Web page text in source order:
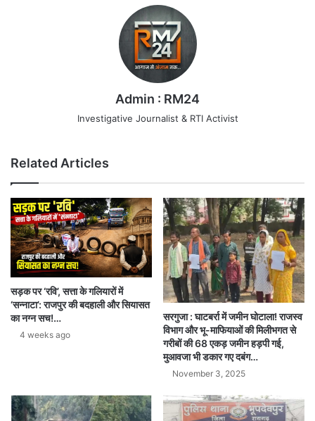
Admin : RM24
Investigative Journalist & RTI Activist
Related Articles
सड़क पर ‘रवि’, सत्ता के गलियारों में
‘सन्नाटा’: राजपुर की बदहाली और सियासत
का नग्न सच!…
4 weeks ago
सरगुजा : घाटबर्रा में जमीन घोटाला! राजस्व
विभाग और भू-माफियाओं की मिलीभगत से
गरीबों की 68 एकड़ जमीन हड़पी गई,
मुआवजा भी डकार गए दबंग…
November 3, 2025